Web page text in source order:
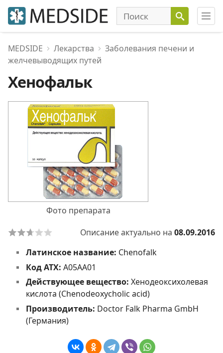
MEDSIDE Лекарства
Заболевания печени и
желчевыводящих путей
Хенофальк
Фото препарата
Описание актуально на 08.09.2016
Латинское название: Chenofalk
Код АТХ: A05AA01
Действующее вещество: Хенодеоксихолевая
кислота (Chenodeoxycholic acid)
Производитель: Doctor Falk Pharma GmbH
(Германия)